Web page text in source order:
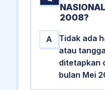
2008?
A
Tidak ada
atau
ditetapkan
bulan Mei